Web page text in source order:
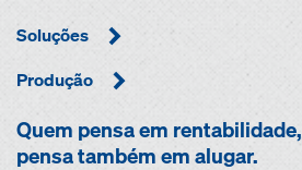
Soluções
Produção
Quem pensa em rentabilidade,
pensa também em alugar.